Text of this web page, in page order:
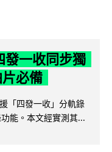
一收同步獨
必備
「四發一收」分軌錄
能。本文經實測其...